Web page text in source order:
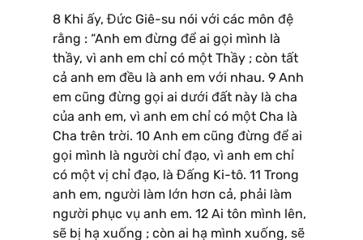
8 Khi ấy, Đức Giê-su nói với các môn đệ
rằng : “Anh em đừng để ai gọi mình là
thầy, vì anh em chỉ có một Thầy ; còn tất
cả anh em đều là anh em với nhau. 9 Anh
em cũng đừng gọi ai dưới đất này là cha
của anh em, vì anh em chỉ có một Cha là
Cha trên trời. 10 Anh em cũng đừng để ai
gọi mình là người chỉ đạo, vì anh em chỉ
có một vị chỉ đạo, là Đấng Ki-tô. 11 Trong
anh em, người làm lớn hơn cả, phải làm
người phục vụ anh em. 12 Ai tôn mình lên,
sẽ bị hạ xuống ; còn ai hạ mình xuống, sẽ